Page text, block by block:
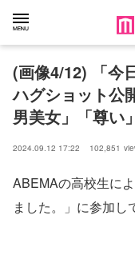
(画像4/12) 「今
ハグショット公
男美女」「尊い
2024.09.12 17:22 102,851
ABEMAの高校生に
ました。」に参加し